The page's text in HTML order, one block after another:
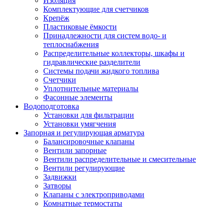
Комплектующие для счетчиков
Крепёж
Пластиковые ёмкости
Принадлежности для систем водо- и
теплоснабжения
Распределительные коллекторы, шкафы и
гидравлические разделители
Системы подачи жидкого топлива
Счетчики
Уплотнительные материалы
Фасонные элементы
Водоподготовка
Установки для фильтрации
Установки умягчения
Запорная и регулирующая арматура
Балансировочные клапаны
Вентили запорные
Вентили распределительные и смесительные
Вентили регулирующие
Задвижки
Затворы
Клапаны с электроприводами
Комнатные термостаты